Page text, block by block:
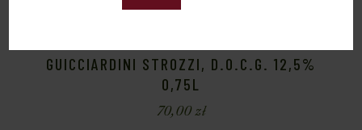
GUICCIARDINI STROZZI, D.O.C.G. 12,5%
0,75L
70,00zł